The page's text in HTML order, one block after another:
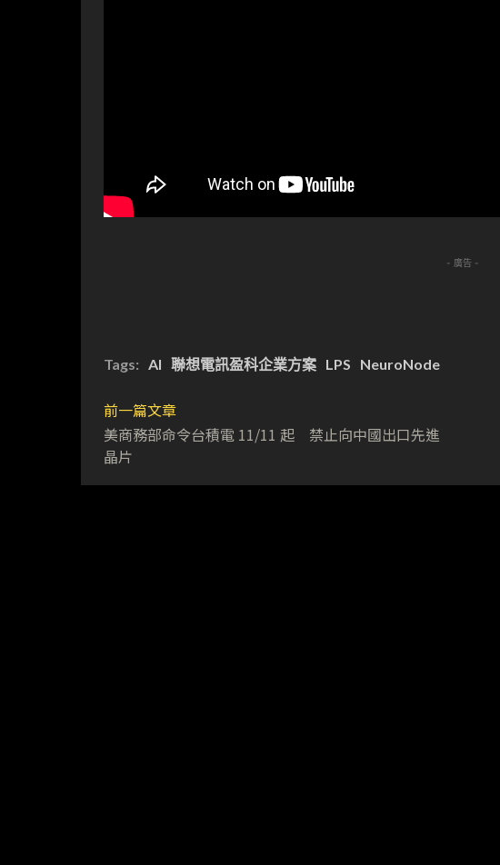
- 廣告 -
Tags: AI 聯想電訊盈科企業方案 LPS NeuroNode
前一篇文章
美商務部命令台積電 11/11 起 禁止向中國出口先進
晶片